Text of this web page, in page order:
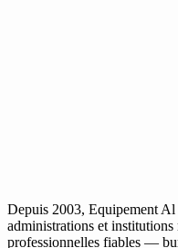
Depuis 2003, Equipement
administrations et institutions
professionnelles fiables —